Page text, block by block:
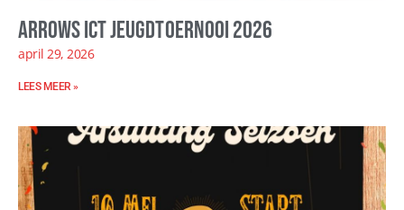
Arrows ICT Jeugdtoernooi 2026
april 29, 2026
LEES MEER »